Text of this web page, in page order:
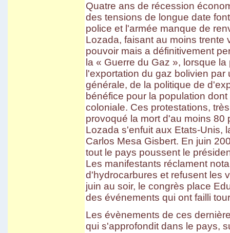
Quatre ans de récession
des tensions de longue date
police et l'armée manque de
Lozada, faisant au moins trente
pouvoir mais a définitivement
la « Guerre du Gaz », lorsque
l'exportation du gaz bolivien
générale, de la politique de
bénéfice pour la population
coloniale. Ces protestations,
provoqué la mort d'au moins
Lozada s'enfuit aux Etats-Unis,
Carlos Mesa Gisbert. En juin
tout le pays poussent le
Les manifestants réclament
d'hydrocarbures et refusent les
juin au soir, le congrès place
des événements qui ont failli
Les évènements de ces
qui s'approfondit dans le pays,